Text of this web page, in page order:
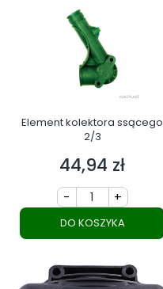
Element kolektora ssącego
2/3
Cena
44,94 zł
- +
DO KOSZYKA